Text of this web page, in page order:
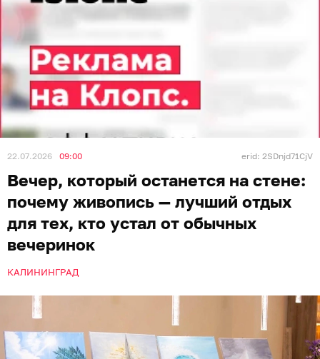
22.07.2026 09:00 erid: 2SDnjd71CjV
Вечер, который останется на стене:
почему живопись — лучший отдых
для тех, кто устал от обычных
вечеринок
КАЛИНИНГРАД